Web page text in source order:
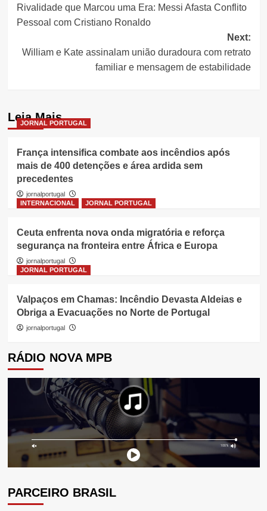
navigation
Rivalidade que Marcou uma Era: Messi Afasta Conflito
Pessoal com Cristiano Ronaldo
Next:
William e Kate assinalam união duradoura com retrato
familiar e mensagem de estabilidade
Leia Mais
JORNAL PORTUGAL
França intensifica combate aos incêndios após
mais de 400 detenções e área ardida sem
precedentes
jornalportugal
INTERNACIONAL
JORNAL PORTUGAL
Ceuta enfrenta nova onda migratória e reforça
segurança na fronteira entre África e Europa
jornalportugal
JORNAL PORTUGAL
Valpaços em Chamas: Incêndio Devasta Aldeias e
Obriga a Evacuações no Norte de Portugal
jornalportugal
RÁDIO NOVA MPB
PARCEIRO BRASIL